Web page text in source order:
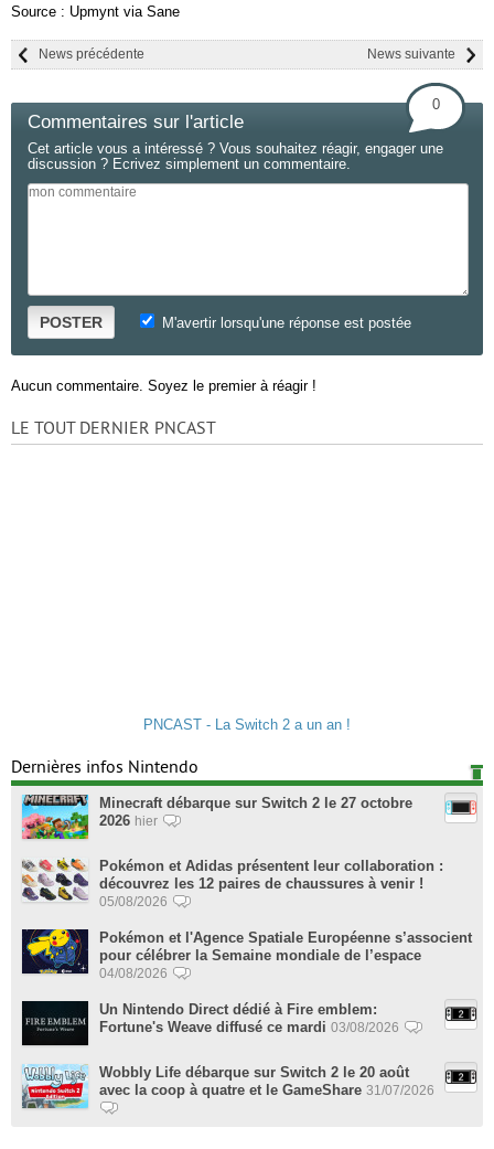
Source : Upmynt via Sane
News suivante
News précédente
Commentaires sur l'article
0
Cet article vous a intéressé ? Vous souhaitez réagir, engager une
discussion ? Ecrivez simplement un commentaire.
POSTER M'avertir lorsqu'une réponse est postée
Aucun commentaire. Soyez le premier à réagir !
LE TOUT DERNIER PNCAST
PNCAST - La Switch 2 a un an !
Dernières infos Nintendo
Minecraft débarque sur Switch 2 le 27 octobre
2026 hier
Pokémon et Adidas présentent leur collaboration :
découvrez les 12 paires de chaussures à venir !
05/08/2026
Pokémon et l'Agence Spatiale Européenne s’associent
pour célébrer la Semaine mondiale de l’espace
04/08/2026
Un Nintendo Direct dédié à Fire emblem:
Fortune's Weave diffusé ce mardi 03/08/2026
Wobbly Life débarque sur Switch 2 le 20 août
avec la coop à quatre et le GameShare 31/07/2026